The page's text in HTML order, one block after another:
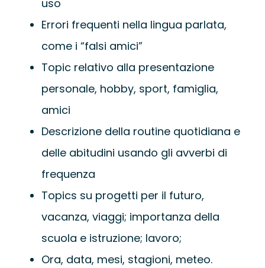
uso
Errori frequenti nella lingua parlata,
come i “falsi amici”
Topic relativo alla presentazione
personale, hobby, sport, famiglia,
amici
Descrizione della routine quotidiana e
delle abitudini usando gli avverbi di
frequenza
Topics su progetti per il futuro,
vacanza, viaggi; importanza della
scuola e istruzione; lavoro;
Ora, data, mesi, stagioni, meteo.